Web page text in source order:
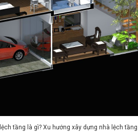
tầng là gì? Xu hướng xây dựng nhà lệch